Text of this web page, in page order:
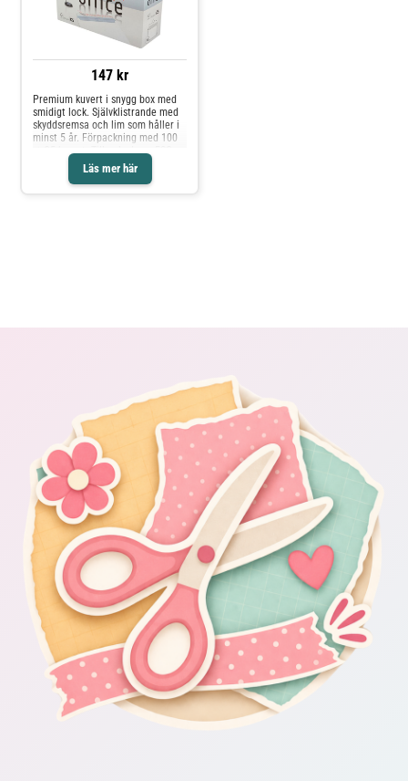
147 kr
Läs mer här
Premium kuvert i snygg box med
smidigt lock. Självklistrande med
skyddsremsa och lim som håller i
minst 5 år. Förpackning med 100
st C5-kuvert. Tillverkade av FSC-
certifierat papper med fin vithet.
Dispenserlåda med perforering för
enkel hantering. - Peel & Seal-